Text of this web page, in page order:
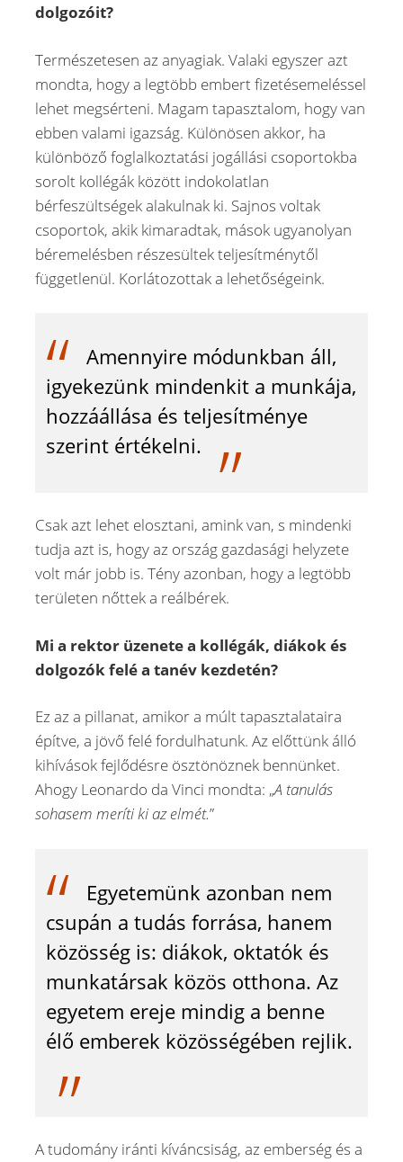
dolgozóit?
Természetesen az anyagiak. Valaki egyszer azt
mondta, hogy a legtöbb embert fizetésemeléssel
lehet megsérteni. Magam tapasztalom, hogy van
ebben valami igazság. Különösen akkor, ha
különböző foglalkoztatási jogállási csoportokba
sorolt kollégák között indokolatlan
bérfeszültségek alakulnak ki. Sajnos voltak
csoportok, akik kimaradtak, mások ugyanolyan
béremelésben részesültek teljesítménytől
függetlenül. Korlátozottak a lehetőségeink.
Amennyire módunkban áll,
igyekezünk mindenkit a munkája,
hozzáállása és teljesítménye
szerint értékelni.
Csak azt lehet elosztani, amink van, s mindenki
tudja azt is, hogy az ország gazdasági helyzete
volt már jobb is. Tény azonban, hogy a legtöbb
területen nőttek a reálbérek.
Mi a rektor üzenete a kollégák, diákok és
dolgozók felé a tanév kezdetén?
Ez az a pillanat, amikor a múlt tapasztalataira
építve, a jövő felé fordulhatunk. Az előttünk álló
kihívások fejlődésre ösztönöznek bennünket.
Ahogy Leonardo da Vinci mondta: „A tanulás
sohasem meríti ki az elmét.”
Egyetemünk azonban nem
csupán a tudás forrása, hanem
közösség is: diákok, oktatók és
munkatársak közös otthona. Az
egyetem ereje mindig a benne
élő emberek közösségében rejlik.
A tudomány iránti kíváncsiság, az emberség és a